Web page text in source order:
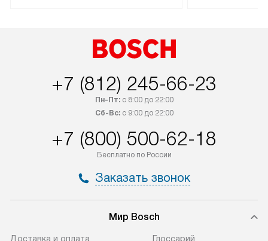
со статусом «В наличии» могут
быть отправлены покупателю
интересен товар «Под заказ»,
обсудите возможность его
приобретения с менеджером сайта.
доставляются бесплатно
по Москве в пределах МКАД,
не предусмотрена.
доставки доставит упакованный
прибор до двери или прихожей.
по монтажу
материалы.
+7 (812) 245-66-23
Пн-Пт:с 8:00 до 22:00
Сб-Вс:с 9:00 до 22:00
+7 (800) 500-62-18
Бесплатно по России
Заказать звонок
Мир Bosch
Доставка и оплата
Глоссарий